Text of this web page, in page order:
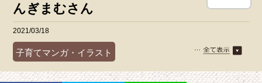
んぎまむさん
2021/03/18
子育てマンガ・イラスト